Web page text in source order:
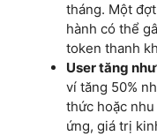
tháng. Một
hành có thể
token thanh
User tăng
ví tăng 50%
thức hoặc
ứng, giá trị